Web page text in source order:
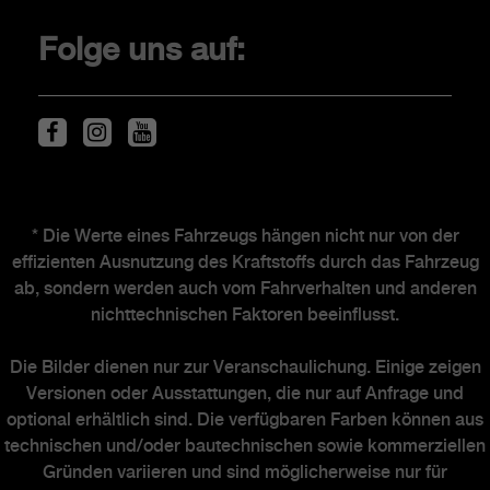
Service & Zubehör
Fahrzeugentsorgung
Newsletter
Händlersuche
ABARTH WELT
Abarth Heritage
Markengeschichte
Folge uns auf:
* Die Werte eines Fahrzeugs hängen nicht nur von der
effizienten Ausnutzung des Kraftstoffs durch das Fahrzeug
ab, sondern werden auch vom Fahrverhalten und anderen
nichttechnischen Faktoren beeinflusst.
Die Bilder dienen nur zur Veranschaulichung. Einige zeigen
Versionen oder Ausstattungen, die nur auf Anfrage und
optional erhältlich sind. Die verfügbaren Farben können aus
technischen und/oder bautechnischen sowie kommerziellen
Gründen variieren und sind möglicherweise nur für